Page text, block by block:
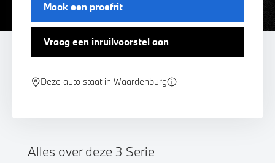
Maak een proefrit
Vraag een inruilvoorstel aan
Deze auto staat in Waardenburg
Alles over deze 3 Serie